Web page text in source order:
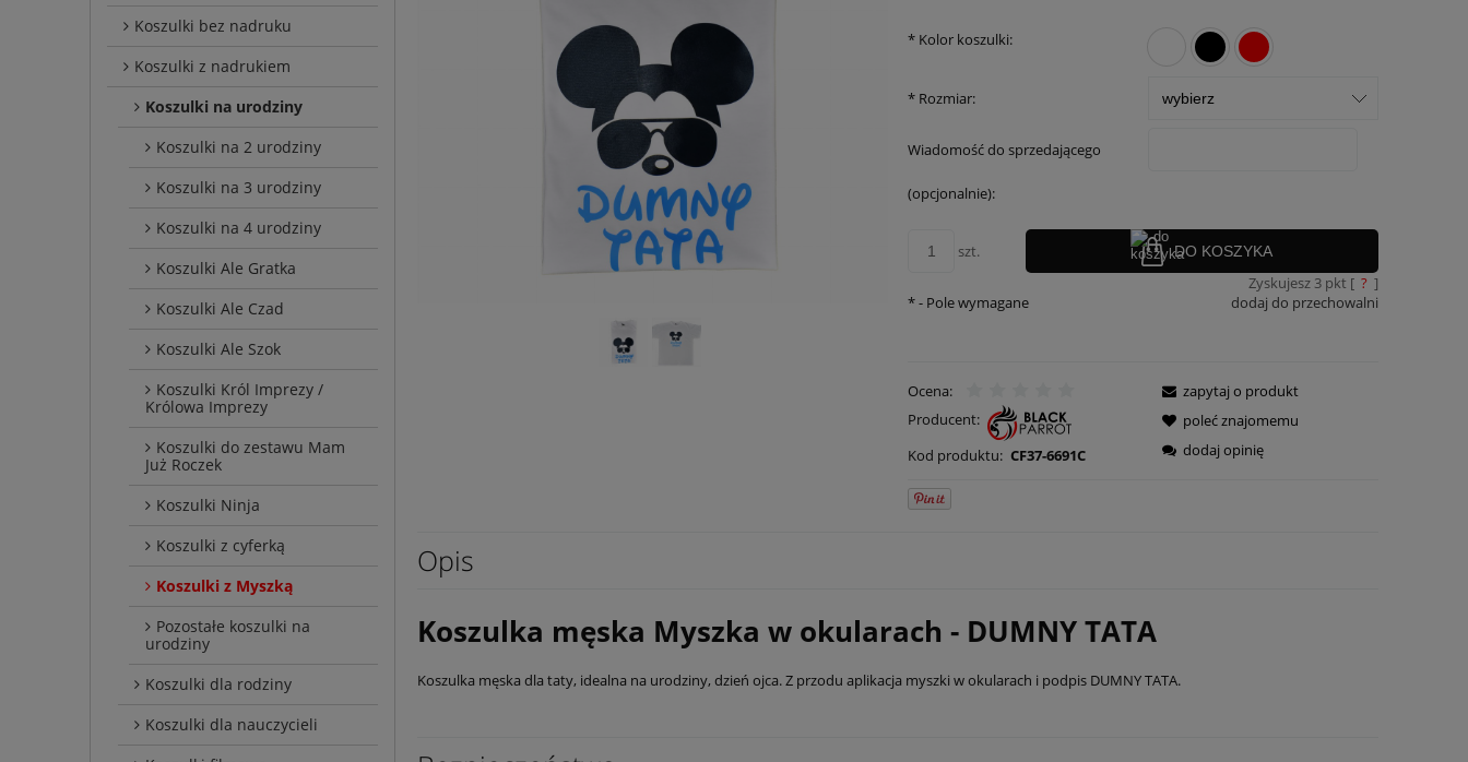
Koszulki bez nadruku
Koszulki z nadrukiem
Koszulki na urodziny
Koszulki na 2 urodziny
Koszulki na 3 urodziny
Koszulki na 4 urodziny
Koszulki Ale Gratka
Koszulki Ale Czad
Koszulki Ale Szok
Koszulki Król Imprezy /
Królowa Imprezy
Koszulki do zestawu Mam
Już Roczek
Koszulki Ninja
Koszulki z cyferką
Koszulki z Myszką
Pozostałe koszulki na
urodziny
Koszulki dla rodziny
Koszulki dla nauczycieli
* Kolor koszulki:
* Rozmiar:
Wiadomość do sprzedającego
(opcjonalnie):
szt. DO KOSZYKA
Zyskujesz 3pkt [ ? ]
dodaj do przechowalni
*- Pole wymagane
Ocena:
Producent:
Kod produktu: CF37-6691C
zapytaj o produkt
poleć znajomemu
dodaj opinię
Opis
Koszulka męska Myszka w okularach - DUMNY TATA
Koszulka męska dla taty, idealna na urodziny, dzień ojca. Z przodu aplikacja myszki w okularach i podpis DUMNY TATA.